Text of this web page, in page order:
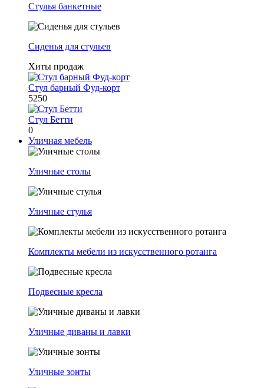
Стулья банкетные
Сиденья для стульев
Хиты продаж
Стул барный Фуд-корт
5250
Стул Бетти
0
Уличная мебель
Уличные столы
Уличные стулья
Комплекты мебели из искусственного ротанга
Подвесные кресла
Уличные диваны и лавки
Уличные зонты